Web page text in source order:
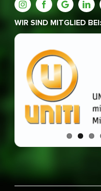
WIR SIND MITGLIED BEI: